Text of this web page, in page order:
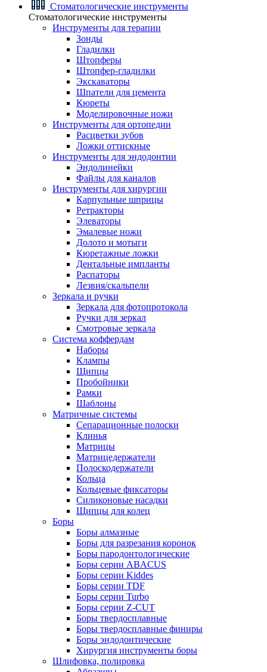
Стоматологические инструменты
Стоматологические инструменты
Инструменты для терапии
Зонды
Гладилки
Штопферы
Штопфер-гладилки
Экскаваторы
Шпатели для цемента
Кюреты
Моделировочные ножи
Инструменты для ортопедии
Расцветки зубов
Ложки оттискные
Инструменты для эндодонтии
Эндолинейки
Файлы для каналов
Инструменты для хирургии
Карпульные шприцы
Ретракторы
Элеваторы
Эмалевые ножи
Долото и мотыги
Кюретажные ложки
Дентальные импланты
Распаторы
Лезвия/скальпели
Зеркала и ручки
Зеркала для фотопротокола
Ручки для зеркал
Смотровые зеркала
Система коффердам
Наборы
Клампы
Щипцы
Пробойники
Рамки
Шаблоны
Матричные системы
Сепарационные полоски
Клинья
Матрицы
Матрицедержатели
Полоскодержатели
Кольца
Кольцевые фиксаторы
Силиконовые насадки
Щипцы для колец
Боры
Боры алмазные
Боры для разрезания коронок
Боры пародонтологические
Боры серии ABACUS
Боры серии Kiddes
Боры серии TDF
Боры серии Turbo
Боры серии Z-CUT
Боры твердосплавные
Боры твердосплавные финиры
Боры эндодонтические
Хирургия инструменты боры
Шлифовка, полировка